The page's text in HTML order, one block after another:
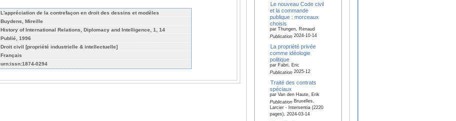
L'appréciation de la contrefaçon en droit des dessins et modèles
Buydens, Mireille
History of International Relations, Diplomacy and Intelligence, 1, 14
Publié, 1996
Droit civil [propriété industrielle & intellectuelle]
Français
urn:issn:1874-0294
Le nouveau Code civil
et la commande
publique : morceaux
choisis
par Thungen, Renaud
Publication2024-10-14
La propriété privée
comme idéologie
politique
par Fabri, Eric
Publication2025-12
Traité des contrats
spéciaux
par Van den Haute, Erik
PublicationBruxelles,
Larcier - Intersentia (2220
pages), 2024-03-14